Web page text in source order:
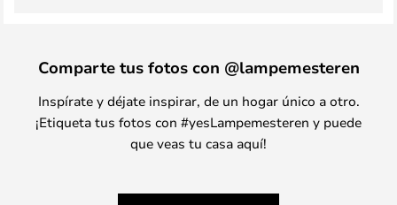
Comparte tus fotos con @lampemesteren
Inspírate y déjate inspirar, de un hogar único a otro.
¡Etiqueta tus fotos con #yesLampemesteren y puede
que veas tu casa aquí!